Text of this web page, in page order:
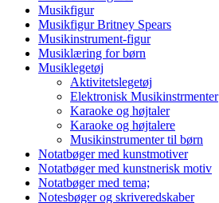
Musikfigur
Musikfigur Britney Spears
Musikinstrument-figur
Musiklæring for børn
Musiklegetøj
Aktivitetslegetøj
Elektronisk Musikinstrmenter
Karaoke og højtaler
Karaoke og højtalere
Musikinstrumenter til børn
Notatbøger med kunstmotiver
Notatbøger med kunstnerisk motiv
Notatbøger med tema;
Notesbøger og skriveredskaber